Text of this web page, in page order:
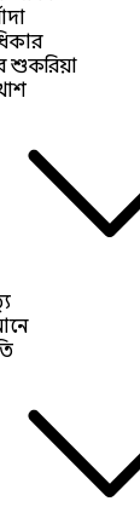
শুকরিয়া